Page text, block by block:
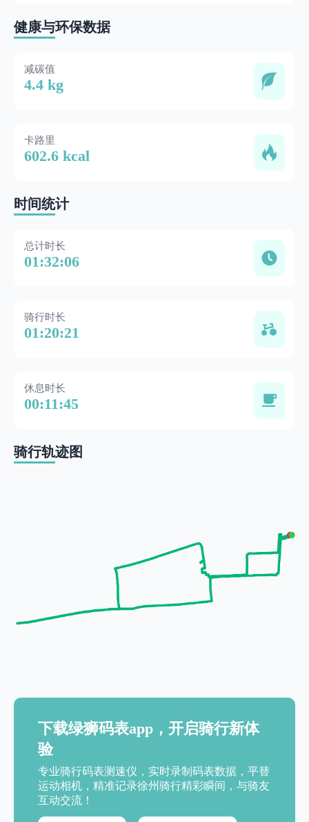
健康与环保数据
减碳值
4.4 kg
卡路里
602.6 kcal
时间统计
总计时长
01:32:06
骑行时长
01:20:21
休息时长
00:11:45
骑行轨迹图
下载绿狮码表app，开启骑行新体
验
专业骑行码表测速仪，实时录制码表数据，平替
运动相机，精准记录徐州骑行精彩瞬间，与骑友
互动交流！